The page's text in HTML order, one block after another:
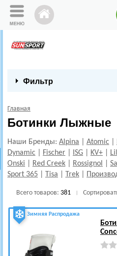
Фильтр
Главная
Ботинки Лыжные
Наши Бренды: Alpina Atomic
Dynamic
Fischer ISG KV+
Onski
Red Creek Rossignol
Sport 365
Tisa Trek
Всего товаров: 381
Зимняя Распродажа